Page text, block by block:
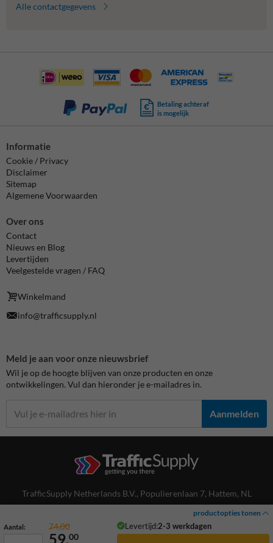
productopties tonen
Aantal: 74,00 Levertijd:2-3 werkdagen
59,00
Alle contactgegevens
Betaling achteraf
is mogelijk
Informatie
Cookie / Privacy
Disclaimer
Sitemap
Algemene Voorwaarden
Over ons
Contact
Nieuws en Blog
Levertijden
Veelgestelde vragen / FAQ
Winkelmand
info@trafficsupply.nl
Meld je aan voor onze nieuwsbrief
Wil je op de hoogte blijven van onze producten en onze
ontwikkelingen. Vul dan hieronder je e-mailadres in.
Aanmelden
TrafficSupply Netherlands B.V., Populierenlaan 7, Hattem, NL